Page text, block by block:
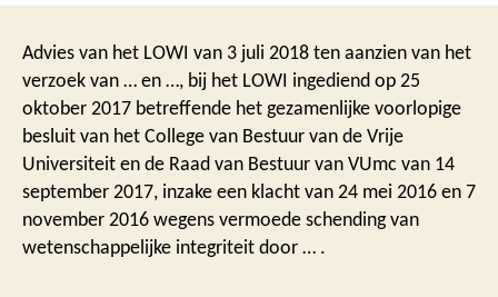
Advies van het LOWI van 3 juli 2018 ten aanzien van het
verzoek van … en …, bij het LOWI ingediend op 25
oktober 2017 betreffende het gezamenlijke voorlopige
besluit van het College van Bestuur van de Vrije
Universiteit en de Raad van Bestuur van VUmc van 14
september 2017, inzake een klacht van 24 mei 2016 en 7
november 2016 wegens vermoede schending van
wetenschappelijke integriteit door … .